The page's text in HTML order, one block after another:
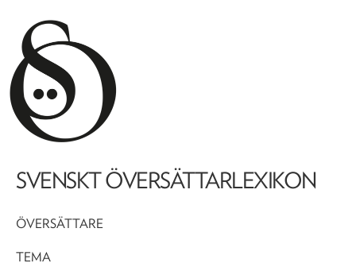
SVENSKT ÖVERSÄTTARLEXIKON
ÖVERSÄTTARE
TEMA